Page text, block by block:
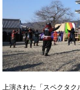
上演された「スペクタク